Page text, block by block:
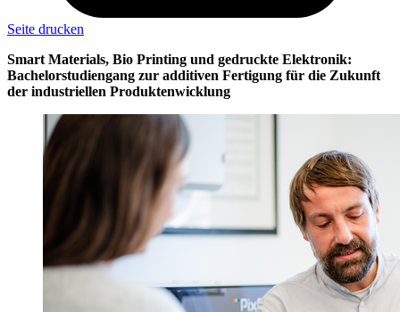
Seite drucken
Smart Materials, Bio Printing und gedruckte Elektronik:
Bachelorstudiengang zur additiven Fertigung für die Zukunft
der industriellen Produktenwicklung